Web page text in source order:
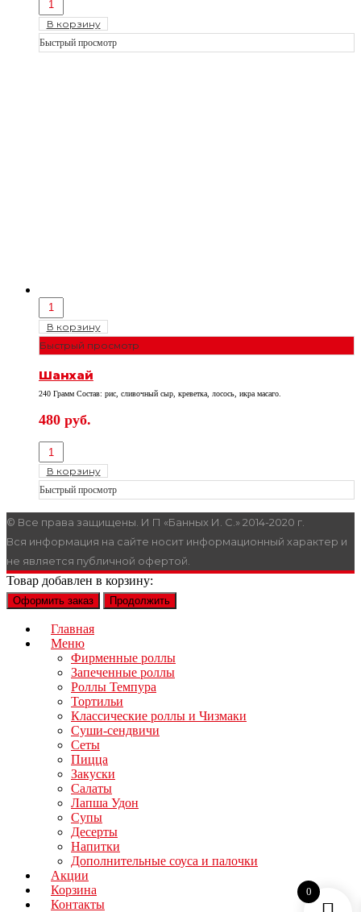
В корзину
Быстрый просмотр
В корзину
Быстрый просмотр
Шанхай
240 Грамм Состав: рис, сливочный сыр, креветка, лосось, икра масаго.
480 руб.
В корзину
Быстрый просмотр
© Все права защищены. И П «Банных И. С.» 2014-2020 г.
Вся информация на сайте носит информационный характер и
не является публичной офертой.
Товар добавлен в корзину:
Оформить заказ Продолжить
Главная
Меню
Фирменные роллы
Запеченные роллы
Роллы Темпура
Тортильи
Классические роллы и Чизмаки
Суши-сендвичи
Сеты
Пицца
Закуски
Салаты
Лапша Удон
Супы
Десерты
Напитки
Дополнительные соуса и палочки
Акции
Корзина
Контакты
0